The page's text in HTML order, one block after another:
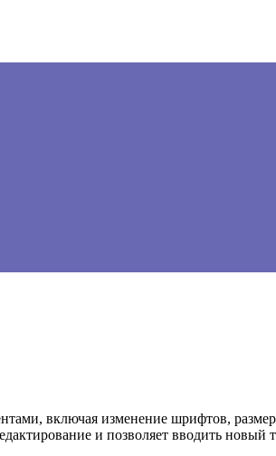
включая изменение шрифтов,
и позволяет вводить